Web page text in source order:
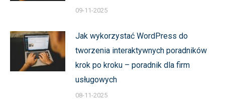
09-11-2025
Jak wykorzystać WordPress do
tworzenia interaktywnych poradników
krok po kroku – poradnik dla firm
usługowych
08-11-2025